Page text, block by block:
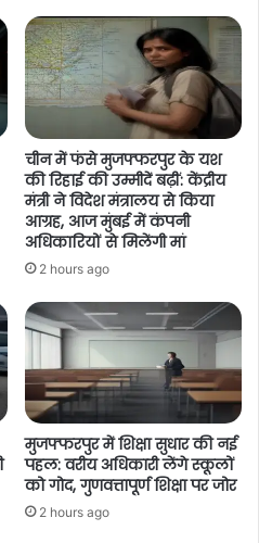
चीन में फंसे मुजफ्फरपुर के यश
की रिहाई की उम्मीदें बढ़ीं: केंद्रीय
मंत्री ने विदेश मंत्रालय से किया
आग्रह, आज मुंबई में कंपनी
अधिकारियों से मिलेंगी मां
2 hours ago
मुजफ्फरपुर में शिक्षा सुधार की नई
पहल: वरीय अधिकारी लेंगे स्कूलों
को गोद, गुणवत्तापूर्ण शिक्षा पर जोर
2 hours ago